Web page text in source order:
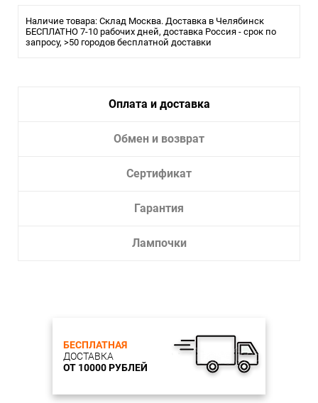
Влагозащита:
Наличие товара: Склад Москва. Доставка в Челябинск
БЕСПЛАТНО 7-10 рабочих дней, доставка Россия - срок по
запросу, >50 городов бесплатной доставки
Оплата и доставка
Обмен и возврат
Сертификат
Гарантия
Лампочки
БЕСПЛАТНАЯ
ДОСТАВКА
ОТ 10000 РУБЛЕЙ